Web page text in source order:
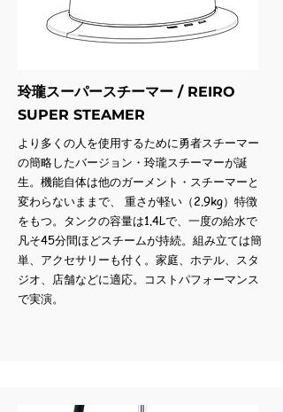
玲瓏スーパースチーマー / REIRO
SUPER STEAMER
より多くの人を使用するために勇者スチーマー
の簡略したバージョン・玲瓏スチーマーが誕
生。機能自体は他のガーメント・スチーマーと
変わらないままで、 重さが軽い（2.9kg） 特徴
をもつ。タンクの容量は1.4Lで、一度の給水で
凡そ45分間ほどスチームが持続。組み立ては簡
単、アクセサリーも付く。家庭、ホテル、スタ
ジオ、店舗などに適応。 コストパフォーマンス
で実演。